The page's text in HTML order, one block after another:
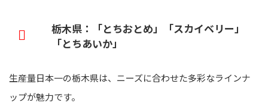
栃木県：「とちおとめ」「スカイベリー」
「とちあいか」
生産量日本一の栃木県は、ニーズに合わせた多彩なラインナ
ップが魅力です。